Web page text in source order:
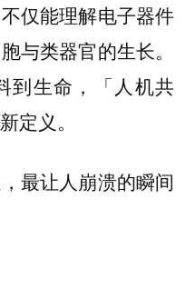
仅能理解电子器件
与类器官的生长。
到生命，「人机共
定义。
最让人崩溃的瞬间